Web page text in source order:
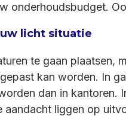
onderhoudsbudget.
licht situatie
te gaan plaatsen,
kan worden. In
dan in kantoren.
aandacht liggen op